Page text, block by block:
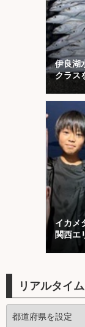
伊良湖
クラス
イカメ
関西エ
リアルタイ